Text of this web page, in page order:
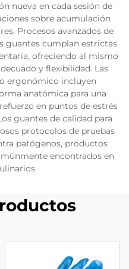
nueva en cada sesión de
sobre acumulación
Procesos avanzados de
guantes cumplan estrictas
ofreciendo al mismo
y flexibilidad. Las
ergonómico incluyen
anatómica para una
en puntos de estrés
guantes de calidad para
protocolos de pruebas
patógenos, productos
encontrados en